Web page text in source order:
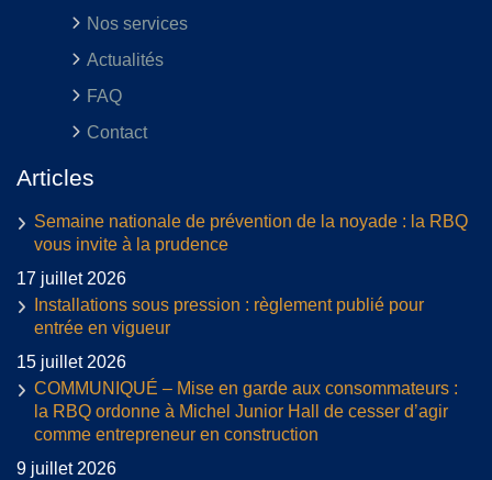
Nos services
Actualités
FAQ
Contact
Articles
Semaine nationale de prévention de la noyade : la RBQ
vous invite à la prudence
17 juillet 2026
Installations sous pression : règlement publié pour
entrée en vigueur
15 juillet 2026
COMMUNIQUÉ – Mise en garde aux consommateurs :
la RBQ ordonne à Michel Junior Hall de cesser d’agir
comme entrepreneur en construction
9 juillet 2026